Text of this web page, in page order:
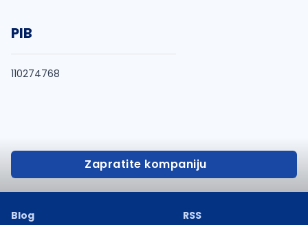
PIB
110274768
Zapratite kompaniju
Blog
RSS